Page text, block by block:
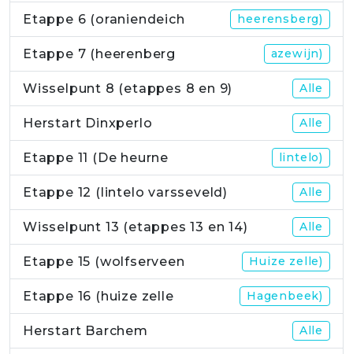
Etappe 6 (oraniendeich heerensberg)
Etappe 7 (heerenberg azewijn)
Wisselpunt 8 (etappes 8 en 9) Alle
Herstart Dinxperlo Alle
Etappe 11 (De heurne lintelo)
Etappe 12 (lintelo varsseveld) Alle
Wisselpunt 13 (etappes 13 en 14) Alle
Etappe 15 (wolfserveen Huize zelle)
Etappe 16 (huize zelle Hagenbeek)
Herstart Barchem Alle